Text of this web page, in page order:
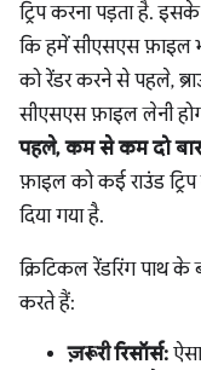
ट्रिप करना पड़ता है.
कि हमें सीएसएस फ़ाइल
को रेंडर करने से पहले,
सीएसएस फ़ाइल लेनी
पहले, कम से कम दो
फ़ाइल को कई राउंड
दिया गया है.
क्रिटिकल रेंडरिंग पाथ के
करते हैं:
ज़रूरी रिसॉर्स: